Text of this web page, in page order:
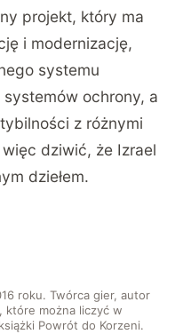
projekt, który ma
i modernizację,
systemu
ochrony, a
z różnymi
dziwić, że Izrael
dziełem.
roku. Twórca gier, autor
które można liczyć w
Powrót do Korzeni.